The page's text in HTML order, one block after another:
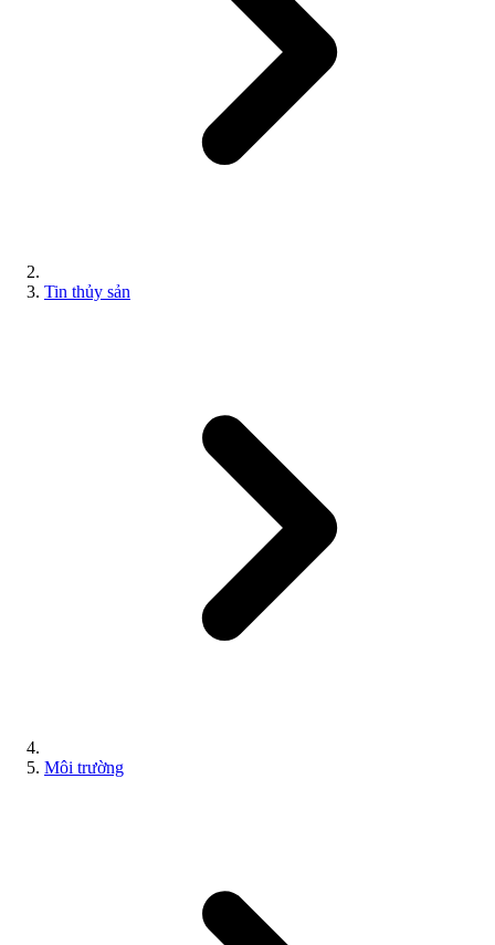
Tin thủy sản
Môi trường